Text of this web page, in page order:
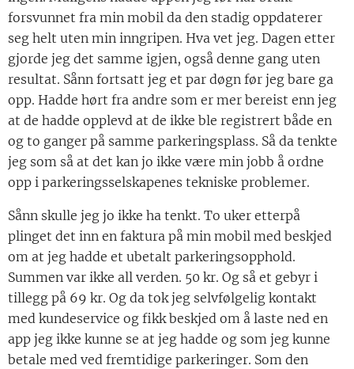
forsvunnet fra min mobil da den stadig oppdaterer
seg helt uten min inngripen. Hva vet jeg. Dagen etter
gjorde jeg det samme igjen, også denne gang uten
resultat. Sånn fortsatt jeg et par døgn før jeg bare ga
opp. Hadde hørt fra andre som er mer bereist enn jeg
at de hadde opplevd at de ikke ble registrert både en
og to ganger på samme parkeringsplass. Så da tenkte
jeg som så at det kan jo ikke være min jobb å ordne
opp i parkeringsselskapenes tekniske problemer.
Sånn skulle jeg jo ikke ha tenkt. To uker etterpå
plinget det inn en faktura på min mobil med beskjed
om at jeg hadde et ubetalt parkeringsopphold.
Summen var ikke all verden. 50 kr. Og så et gebyr i
tillegg på 69 kr. Og da tok jeg selvfølgelig kontakt
med kundeservice og fikk beskjed om å laste ned en
app jeg ikke kunne se at jeg hadde og som jeg kunne
betale med ved fremtidige parkeringer. Som den